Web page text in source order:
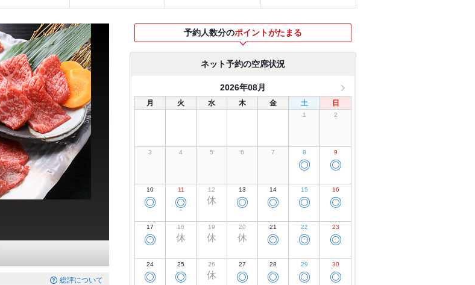
総評について
予約人数分のポイントがたまる
ネット予約の空席状況
2026年08月
月 火 水 木 金 土 日
1 2
3 4 5 6 7 8
◎
9
◎
10
◎
11
◎
12
休
13
◎
14
◎
15
◎
16
◎
17
◎
18
休
19
休
20
休
21
◎
22
◎
23
◎
24
◎
25
◎
26
休
27
◎
28
◎
29
◎
30
◎